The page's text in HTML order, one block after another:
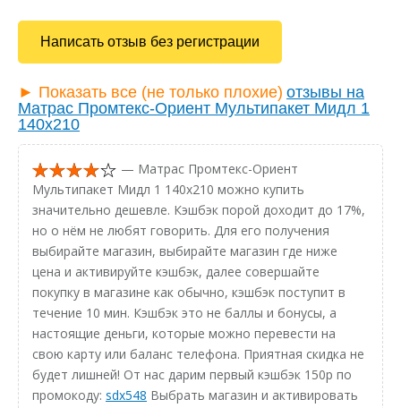
Написать отзыв без регистрации
► Показать все (не только плохие) отзывы на
Матрас Промтекс-Ориент Мультипакет Мидл 1
140x210
— Матрас Промтекс-Ориент
Мультипакет Мидл 1 140x210 можно купить
значительно дешевле. Кэшбэк порой доходит до 17%,
но о нём не любят говорить. Для его получения
выбирайте магазин, выбирайте магазин где ниже
цена и активируйте кэшбэк, далее совершайте
покупку в магазине как обычно, кэшбэк поступит в
течение 10 мин. Кэшбэк это не баллы и бонусы, а
настоящие деньги, которые можно перевести на
свою карту или баланс телефона. Приятная скидка не
будет лишней! От нас дарим первый кэшбэк 150р по
промокоду: sdx548 Выбрать магазин и активировать